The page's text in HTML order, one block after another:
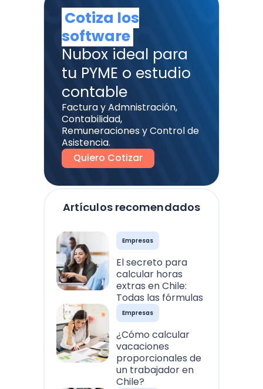
Artículos recomendados
Empresas
El secreto para
calcular horas
extras en Chile:
Todas las fórmulas
Empresas
¿Cómo calcular
vacaciones
proporcionales de
un trabajador en
Chile?
Cotiza los
software
Nubox ideal para
tu PYME o estudio
contable
Factura y Admnistración,
Contabilidad,
Remuneraciones y Control de
Asistencia.
Quiero Cotizar